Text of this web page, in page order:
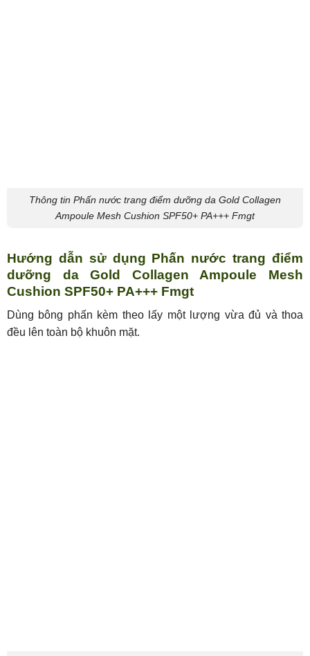
Thông tin Phấn nước trang điểm dưỡng da Gold Collagen
Ampoule Mesh Cushion SPF50+ PA+++ Fmgt
Hướng dẫn sử dụng Phấn nước trang điểm
dưỡng da Gold Collagen Ampoule Mesh
Cushion SPF50+ PA+++ Fmgt
Dùng bông phấn kèm theo lấy một lượng vừa đủ và thoa
đều lên toàn bộ khuôn mặt.